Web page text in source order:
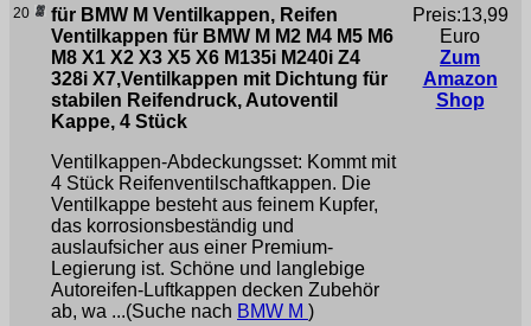
20
für BMW M Ventilkappen, Reifen
Ventilkappen für BMW M M2 M4 M5 M6
M8 X1 X2 X3 X5 X6 M135i M240i Z4
328i X7,Ventilkappen mit Dichtung für
stabilen Reifendruck, Autoventil
Kappe, 4 Stück
Ventilkappen-Abdeckungsset: Kommt mit
4 Stück Reifenventilschaftkappen. Die
Ventilkappe besteht aus feinem Kupfer,
das korrosionsbeständig und
auslaufsicher aus einer Premium-
Legierung ist. Schöne und langlebige
Autoreifen-Luftkappen decken Zubehör
ab, wa ...(Suche nach BMW M )
Preis:13,99
Euro
Zum
Amazon
Shop